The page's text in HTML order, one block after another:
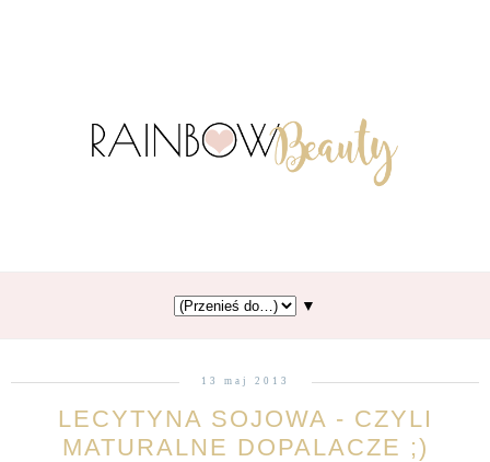
▼
13 maj 2013
LECYTYNA SOJOWA - CZYLI
MATURALNE DOPALACZE ;)